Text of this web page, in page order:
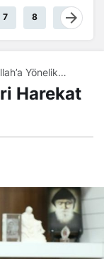
7 8 9
Yönelik
Harekat
Felaketi Olur
Harekat